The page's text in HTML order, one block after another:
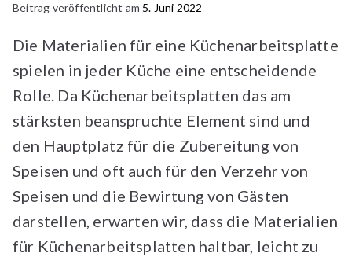
Beitrag veröffentlicht am 5. Juni 2022
Die Materialien für eine Küchenarbeitsplatte
spielen in jeder Küche eine entscheidende
Rolle. Da Küchenarbeitsplatten das am
stärksten beanspruchte Element sind und
den Hauptplatz für die Zubereitung von
Speisen und oft auch für den Verzehr von
Speisen und die Bewirtung von Gästen
darstellen, erwarten wir, dass die Materialien
für Küchenarbeitsplatten haltbar, leicht zu